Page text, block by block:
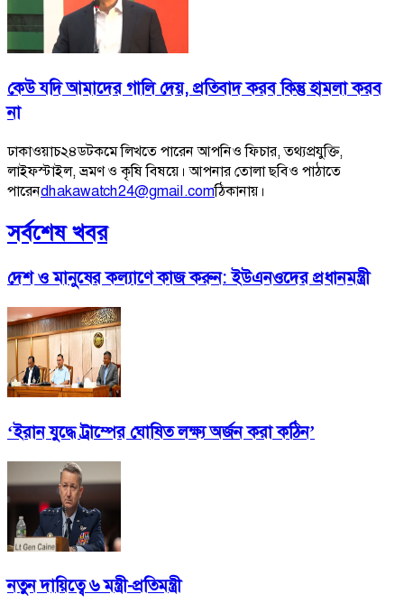
কেউ যদি আমাদের গালি দেয়, প্রতিবাদ করব কিন্তু হামলা করব
না
ঢাকাওয়াচ২৪ডটকমে লিখতে পারেন আপনিও ফিচার, তথ্যপ্রযুক্তি,
লাইফস্টাইল, ভ্রমণ ও কৃষি বিষয়ে। আপনার তোলা ছবিও পাঠাতে
পারেনdhakawatch24@gmail.comঠিকানায়।
সর্বশেষ খবর
দেশ ও মানুষের কল্যাণে কাজ করুন: ইউএনওদের প্রধানমন্ত্রী
‘ইরান যুদ্ধে ট্রাম্পের ঘোষিত লক্ষ্য অর্জন করা কঠিন’
নতুন দায়িত্বে ৬ মন্ত্রী-প্রতিমন্ত্রী